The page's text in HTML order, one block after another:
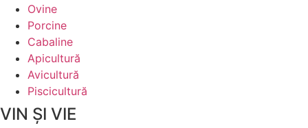
Ovine
Porcine
Cabaline
Apicultură
Avicultură
Piscicultură
VIN ȘI VIE